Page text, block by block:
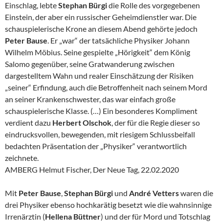
Einschlag, lebteStephan Bürgidie Rolle des vorgegebenen
Einstein, der aber ein russischer Geheimdienstler war. Die
schauspielerische Krone an diesem Abend gehörte jedoch
Peter Bause. Er „war“ der tatsächliche Physiker Johann
Wilhelm Möbius. Seine gespielte „Hörigkeit“ dem König
Salomo gegenüber, seine Gratwanderung zwischen
dargestelltem Wahn und realer Einschätzung der Risiken
„seiner“ Erfindung, auch die Betroffenheit nach seinem Mord
an seiner Krankenschwester, das war einfach große
schauspielerische Klasse. (…) Ein besonderes Kompliment
verdient dazu Herbert Olschok, der für die Regie dieser so
eindrucksvollen, bewegenden, mit riesigem Schlussbeifall
bedachten Präsentation der „Physiker“ verantwortlich
zeichnete.
AMBERG Helmut Fischer, Der Neue Tag, 22.02.2020
Mit Peter Bause,Stephan Bürgi und André Vetterswaren die
drei Physiker ebenso hochkarätig besetzt wie die wahnsinnige
Irrenärztin (Hellena Büttner) und der für Mord und Totschlag